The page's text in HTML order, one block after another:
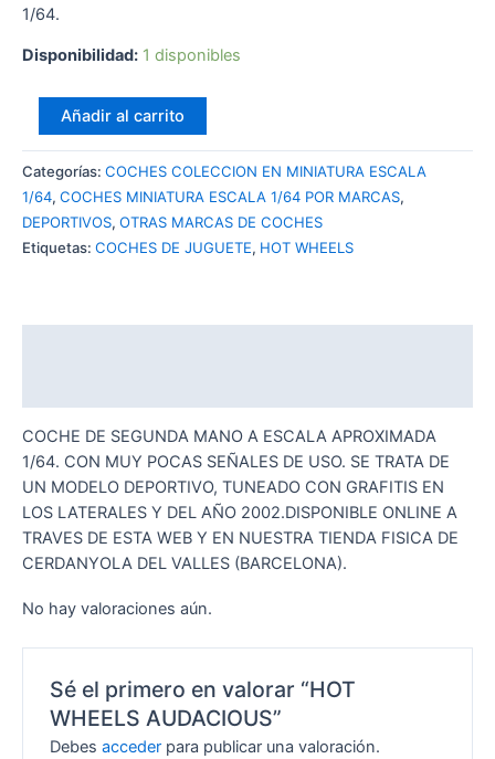
1/64.
Disponibilidad: 1 disponibles
WHEELS
cantidad
Añadir al carrito
Categorías: COCHES COLECCION EN MINIATURA ESCALA
1/64, COCHES MINIATURA ESCALA 1/64 POR MARCAS,
DEPORTIVOS, OTRAS MARCAS DE COCHES
Etiquetas: COCHES DE JUGUETE, HOT WHEELS
COCHE DE SEGUNDA MANO A ESCALA APROXIMADA
1/64. CON MUY POCAS SEÑALES DE USO. SE TRATA DE
UN MODELO DEPORTIVO, TUNEADO CON GRAFITIS EN
LOS LATERALES Y DEL AÑO 2002.DISPONIBLE ONLINE A
TRAVES DE ESTA WEB Y EN NUESTRA TIENDA FISICA DE
CERDANYOLA DEL VALLES (BARCELONA).
No hay valoraciones aún.
Sé el primero en valorar “HOT
WHEELS AUDACIOUS”
Debesacceder para publicar una valoración.